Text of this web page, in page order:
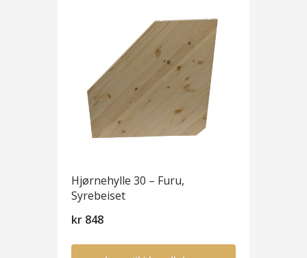
Hjørnehylle 30 – Furu,
Syrebeiset
kr 848